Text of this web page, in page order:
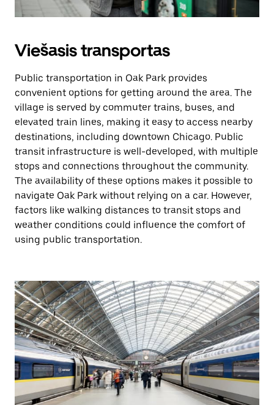
Viešasis transportas
Public transportation in Oak Park provides
convenient options for getting around the area. The
village is served by commuter trains, buses, and
elevated train lines, making it easy to access nearby
destinations, including downtown Chicago. Public
transit infrastructure is well-developed, with multiple
stops and connections throughout the community.
The availability of these options makes it possible to
navigate Oak Park without relying on a car. However,
factors like walking distances to transit stops and
weather conditions could influence the comfort of
using public transportation.